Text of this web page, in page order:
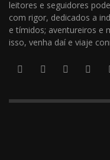
leitores e seguidores
com rigor, dedicados a
e tímidos; aventureiros e
isso, venha daí e viaje